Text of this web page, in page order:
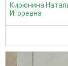
Кирюнина
Игоревна